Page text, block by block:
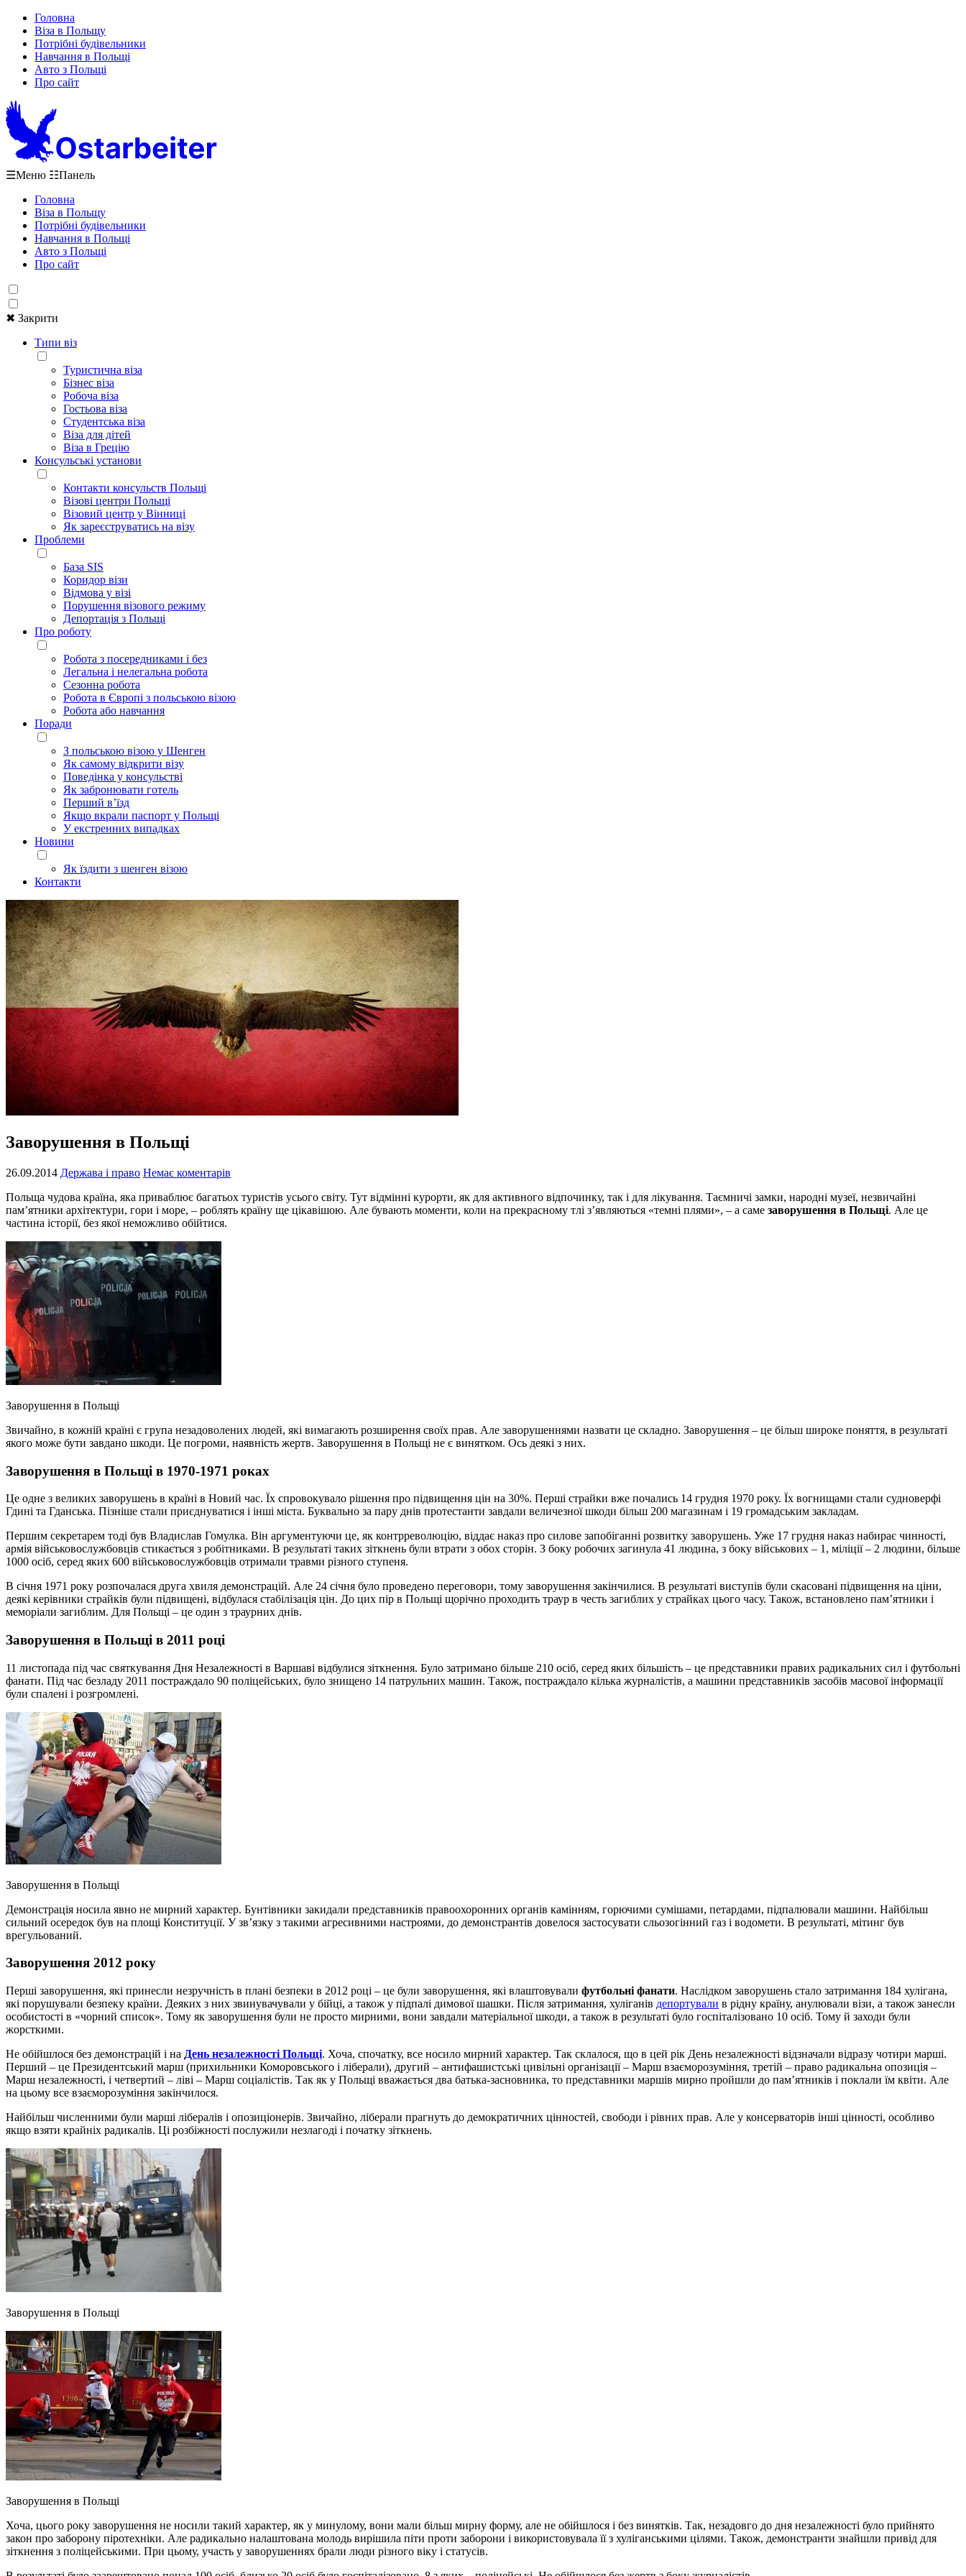
Головна
Віза в Польщу
Потрібні будівельники
Навчання в Польщі
Авто з Польщі
Про сайт
☰Меню ☷Панель
Головна
Віза в Польщу
Потрібні будівельники
Навчання в Польщі
Авто з Польщі
Про сайт
✖ Закрити
Типи віз
Туристична віза
Бізнес віза
Робоча віза
Гостьова віза
Студентська віза
Віза для дітей
Віза в Грецію
Консульські установи
Контакти консульств Польщі
Візові центри Польщі
Візовий центр у Вінниці
Як зареєструватись на візу
Проблеми
База SIS
Коридор візи
Відмова у візі
Порушення візового режиму
Депортація з Польщі
Про роботу
Робота з посередниками і без
Легальна і нелегальна робота
Сезонна робота
Робота в Європі з польською візою
Робота або навчання
Поради
З польською візою у Шенген
Як самому відкрити візу
Поведінка у консульстві
Як забронювати готель
Перший в’їзд
Якщо вкрали паспорт у Польщі
У екстренних випадках
Новини
Як їздити з шенген візою
Контакти
Заворушення в Польщі
26.09.2014 Держава і право Немає коментарів
Польща чудова країна, яка приваблює багатьох туристів усього світу. Тут відмінні курорти, як для активного відпочинку, так і для лікування. Таємничі замки, народні музеї, незвичайні
пам’ятники архітектури, гори і море, – роблять країну ще цікавішою. Але бувають моменти, коли на прекрасному тлі з’являються «темні плями», – а саме заворушення в Польщі. Але це
частина історії, без якої неможливо обійтися.
Заворушення в Польщі
Звичайно, в кожній країні є група незадоволених людей, які вимагають розширення своїх прав. Але заворушеннями назвати це складно. Заворушення – це більш широке поняття, в результаті
якого може бути завдано шкоди. Це погроми, наявність жертв. Заворушення в Польщі не є винятком. Ось деякі з них.
Заворушення в Польщі в 1970-1971 роках
Це одне з великих заворушень в країні в Новий час. Їх спровокувало рішення про підвищення цін на 30%. Перші страйки вже почались 14 грудня 1970 року. Їх вогнищами стали судноверфі
Гдині та Гданська. Пізніше стали приєднуватися і інші міста. Буквально за пару днів протестанти завдали величезної шкоди більш 200 магазинам і 19 громадським закладам.
Першим секретарем тоді був Владислав Гомулка. Він аргументуючи це, як контрреволюцію, віддає наказ про силове запобіганні розвитку заворушень. Уже 17 грудня наказ набирає чинності,
армія військовослужбовців стикається з робітниками. В результаті таких зіткнень були втрати з обох сторін. З боку робочих загинула 41 людина, з боку військових – 1, міліції – 2 людини, більше
1000 осіб, серед яких 600 військовослужбовців отримали травми різного ступеня.
В січня 1971 року розпочалася друга хвиля демонстрацій. Але 24 січня було проведено переговори, тому заворушення закінчилися. В результаті виступів були скасовані підвищення на ціни,
деякі керівники страйків були підвищені, відбулася стабілізація цін. До цих пір в Польщі щорічно проходить траур в честь загиблих у страйках цього часу. Також, встановлено пам’ятники і
меморіали загиблим. Для Польщі – це один з траурних днів.
Заворушення в Польщі в 2011 році
11 листопада під час святкування Дня Незалежності в Варшаві відбулися зіткнення. Було затримано більше 210 осіб, серед яких більшість – це представники правих радикальних сил і футбольні
фанати. Під час безладу 2011 постраждало 90 поліцейських, було знищено 14 патрульних машин. Також, постраждало кілька журналістів, а машини представників засобів масової інформації
були спалені і розгромлені.
Заворушення в Польщі
Демонстрація носила явно не мирний характер. Бунтівники закидали представників правоохоронних органів камінням, горючими сумішами, петардами, підпалювали машини. Найбільш
сильний осередок був на площі Конституції. У зв’язку з такими агресивними настроями, до демонстрантів довелося застосувати сльозогінний газ і водомети. В результаті, мітинг був
врегульований.
Заворушення 2012 року
Перші заворушення, які принесли незручність в плані безпеки в 2012 році – це були заворушення, які влаштовували футбольні фанати. Наслідком заворушень стало затримання 184 хулігана,
які порушували безпеку країни. Деяких з них звинувачували у бійці, а також у підпалі димової шашки. Після затримання, хуліганів депортували в рідну країну, анулювали візи, а також занесли
особистості в «чорний список». Тому як заворушення були не просто мирними, вони завдали матеріальної шкоди, а також в результаті було госпіталізовано 10 осіб. Тому й заходи були
жорсткими.
Не обійшлося без демонстрацій і на День незалежності Польщі. Хоча, спочатку, все носило мирний характер. Так склалося, що в цей рік День незалежності відзначали відразу чотири марші.
Перший – це Президентський марш (прихильники Коморовського і ліберали), другий – антифашистські цивільні організації – Марш взаєморозуміння, третій – право радикальна опозиція –
Марш незалежності, і четвертий – ліві – Марш соціалістів. Так як у Польщі вважається два батька-засновника, то представники маршів мирно пройшли до пам’ятників і поклали їм квіти. Але
на цьому все взаєморозуміння закінчилося.
Найбільш численними були марші лібералів і опозиціонерів. Звичайно, ліберали прагнуть до демократичних цінностей, свободи і рівних прав. Але у консерваторів інші цінності, особливо
якщо взяти крайніх радикалів. Ці розбіжності послужили незлагоді і початку зіткнень.
Заворушення в Польщі
Заворушення в Польщі
Хоча, цього року заворушення не носили такий характер, як у минулому, вони мали більш мирну форму, але не обійшлося і без винятків. Так, незадовго до дня незалежності було прийнято
закон про заборону піротехніки. Але радикально налаштована молодь вирішила піти проти заборони і використовувала її з хуліганськими цілями. Також, демонстранти знайшли привід для
зіткнення з поліцейськими. При цьому, участь у заворушеннях брали люди різного віку і статусів.